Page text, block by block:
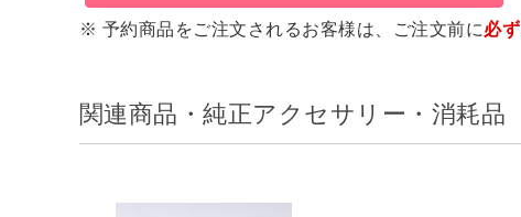
※ 予約商品をご注文されるお客様は、ご注文前に必ず
関連商品・純正アクセサリー・消耗品